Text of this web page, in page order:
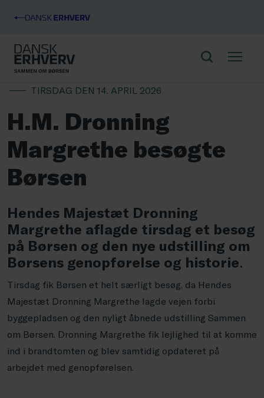
TIRSDAG DEN 14. APRIL 2026
H.M. Dronning
Margrethe besøgte
Børsen
Hendes Majestæt Dronning
Margrethe aflagde tirsdag et besøg
på Børsen og den nye udstilling om
Børsens genopførelse og historie.
Tirsdag fik Børsen et helt særligt besøg, da Hendes
Majestæt Dronning Margrethe lagde vejen forbi
byggepladsen og den nyligt åbnede udstilling Sammen
om Børsen. Dronning Margrethe fik lejlighed til at komme
ind i brandtomten og blev samtidig opdateret på
arbejdet med genopførelsen.